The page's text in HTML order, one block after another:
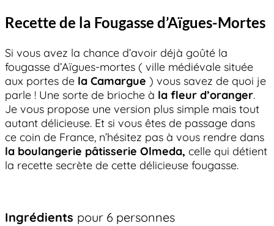
Recette de la Fougasse d’Aïgues-Mortes
Si vous avez la chance d’avoir déjà goûté la
fougasse d’Aïgues-mortes ( ville médiévale située
aux portes de la Camargue ) vous savez de quoi je
parle ! Une sorte de brioche à la fleur d’oranger.
Je vous propose une version plus simple mais tout
autant délicieuse. Et si vous êtes de passage dans
ce coin de France, n’hésitez pas à vous rendre dans
la boulangerie pâtisserie Olmeda, celle qui détient
la recette secrète de cette délicieuse fougasse.
Ingrédients pour 6 personnes